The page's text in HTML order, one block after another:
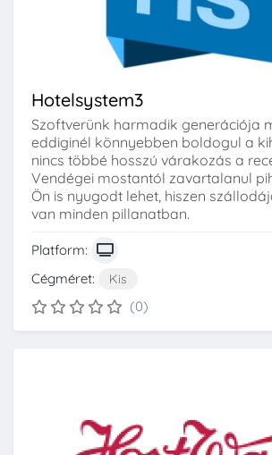
Hotelsystem3
Szoftverünk harmadik generációja
eddiginél könnyebben boldogul a
nincs többé hosszú várakozás a
Vendégei mostantól zavartalanul
Ön is nyugodt lehet, hiszen
van minden pillanatban.
Platform:
Cégméret:
Kis
(0)